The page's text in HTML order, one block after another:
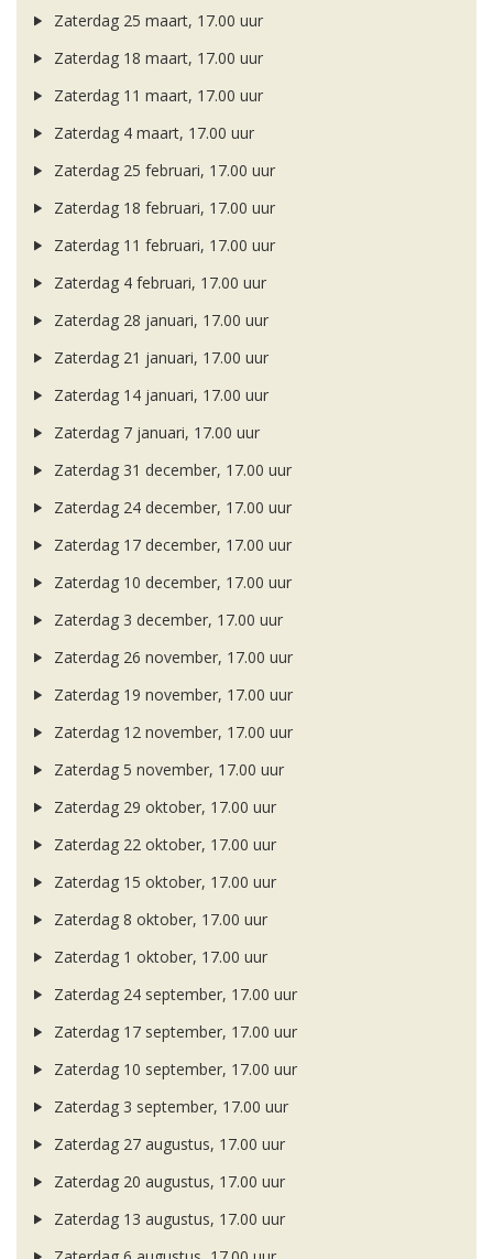
Zaterdag 25 maart, 17.00 uur
Zaterdag 18 maart, 17.00 uur
Zaterdag 11 maart, 17.00 uur
Zaterdag 4 maart, 17.00 uur
Zaterdag 25 februari, 17.00 uur
Zaterdag 18 februari, 17.00 uur
Zaterdag 11 februari, 17.00 uur
Zaterdag 4 februari, 17.00 uur
Zaterdag 28 januari, 17.00 uur
Zaterdag 21 januari, 17.00 uur
Zaterdag 14 januari, 17.00 uur
Zaterdag 7 januari, 17.00 uur
Zaterdag 31 december, 17.00 uur
Zaterdag 24 december, 17.00 uur
Zaterdag 17 december, 17.00 uur
Zaterdag 10 december, 17.00 uur
Zaterdag 3 december, 17.00 uur
Zaterdag 26 november, 17.00 uur
Zaterdag 19 november, 17.00 uur
Zaterdag 12 november, 17.00 uur
Zaterdag 5 november, 17.00 uur
Zaterdag 29 oktober, 17.00 uur
Zaterdag 22 oktober, 17.00 uur
Zaterdag 15 oktober, 17.00 uur
Zaterdag 8 oktober, 17.00 uur
Zaterdag 1 oktober, 17.00 uur
Zaterdag 24 september, 17.00 uur
Zaterdag 17 september, 17.00 uur
Zaterdag 10 september, 17.00 uur
Zaterdag 3 september, 17.00 uur
Zaterdag 27 augustus, 17.00 uur
Zaterdag 20 augustus, 17.00 uur
Zaterdag 13 augustus, 17.00 uur